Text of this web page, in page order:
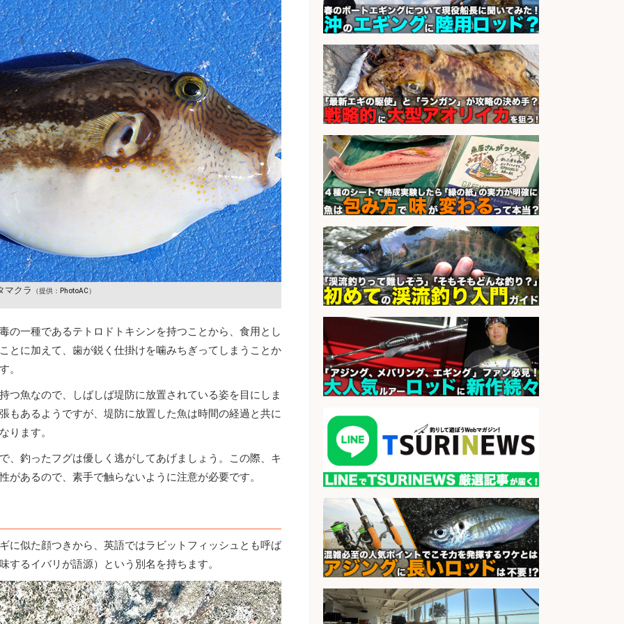
マクラ （提供：PhotoAC）
の一種であるテトロドトキシンを持つことから、食用とし
とに加えて、歯が鋭く仕掛けを噛みちぎってしまうことか
。
つ魚なので、しばしば堤防に放置されている姿を目にしま
もあるようですが、堤防に放置した魚は時間の経過と共に
ります。
、釣ったフグは優しく逃がしてあげましょう。この際、キ
あるので、素手で触らないように注意が必要です。
に似た顔つきから、英語ではラビットフィッシュとも呼ば
るイバリが語源）という別名を持ちます。